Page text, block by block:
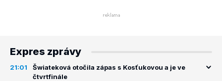
Expres zprávy
21:01
Šwiateková otočila zápas s Kosťukovou a je ve
čtvrtfinále